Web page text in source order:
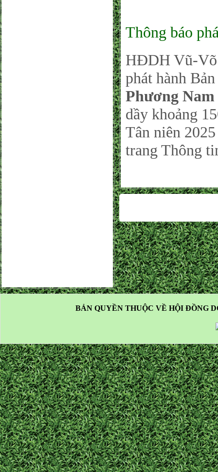
Thông báo
HĐDH Vũ-Võ
phát hành
Phương Nam
dầy khoảng
Tân niên
trang Thông
BẢN QUYỀN THUỘC VỀ HỘI ĐỒNG